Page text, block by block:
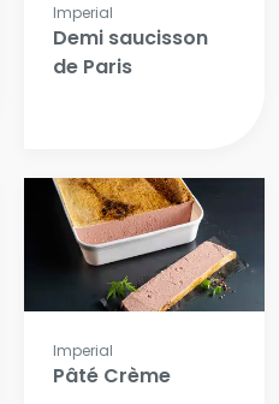
Imperial
Demi saucisson
de Paris
Imperial
Pâté Crème